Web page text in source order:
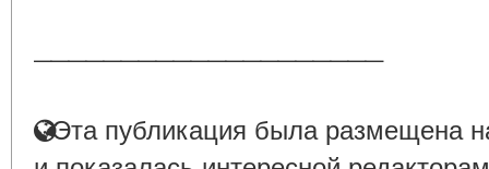
Эта публикация была размещена